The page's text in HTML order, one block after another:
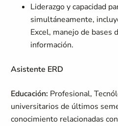
Liderazgo y capacidad
simultáneamente,
Excel, manejo de bases
información.
Asistente ERD
Educación: Profesional,
universitarios de últimos
conocimiento relacionadas